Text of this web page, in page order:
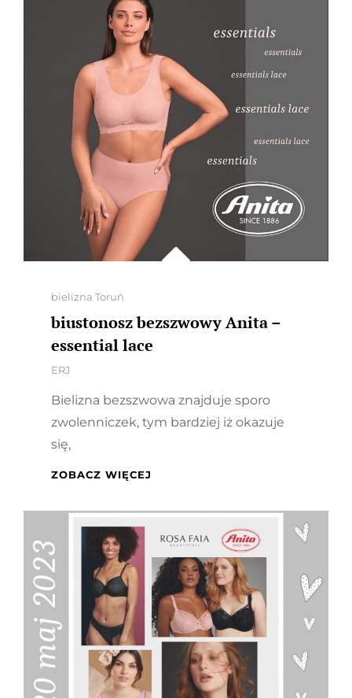
Categories
bielizna Toruń
biustonosz bezszwowy Anita –
essential lace
By
ERJ
Bielizna bezszwowa znajduje sporo
zwolenniczek, tym bardziej iż okazuje
się,
ZOBACZ WIĘCEJ
ESSENTIAL
LACE